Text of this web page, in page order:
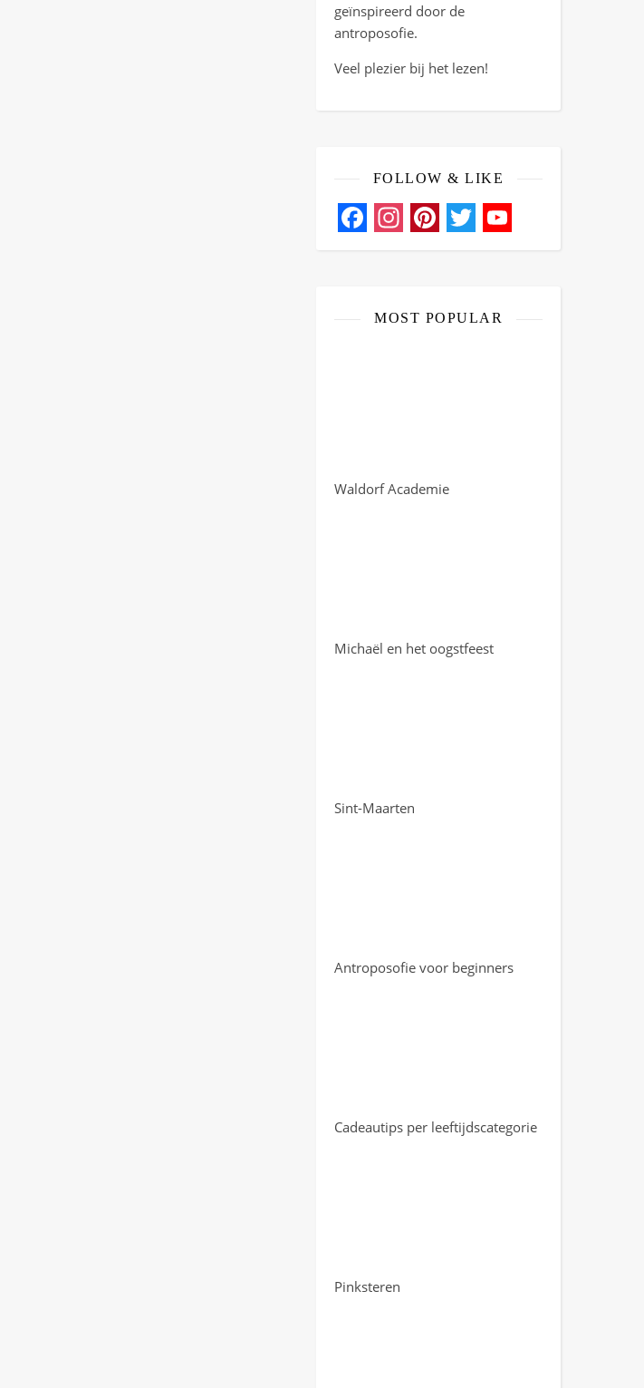
geïnspireerd door de
antroposofie.
Veel plezier bij het lezen!
FOLLOW & LIKE
Facebook
Instagram
Pinterest
Twitter
YouTube
MOST POPULAR
Waldorf Academie
Michaël en het oogstfeest
Sint-Maarten
Antroposofie voor beginners
Cadeautips per leeftijdscategorie
Pinksteren